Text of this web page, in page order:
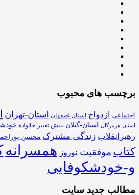
برچسب های محبوب
اجتماعی ازدواج استان-اصفهان استان-تهران
استان-هرمزگان استان-گیلان بینش تغییر خانواده
رهبرانقلاب زندگی مشترک محسن
کتاب موفقیت نوروز همسرانه
و-خودشکوفایی
مطالب جدید سایت